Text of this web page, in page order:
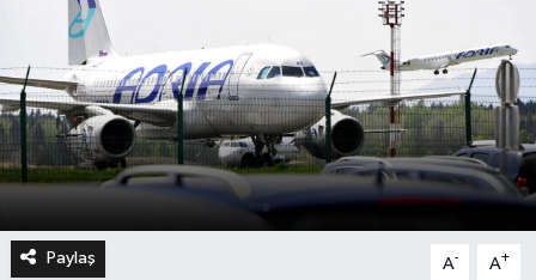
Paylaş A- A+